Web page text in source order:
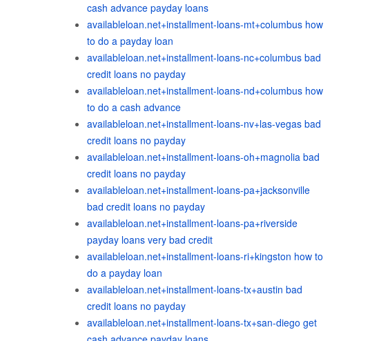
cash advance payday loans
availableloan.net+installment-loans-mt+columbus how
to do a payday loan
availableloan.net+installment-loans-nc+columbus bad
credit loans no payday
availableloan.net+installment-loans-nd+columbus how
to do a cash advance
availableloan.net+installment-loans-nv+las-vegas bad
credit loans no payday
availableloan.net+installment-loans-oh+magnolia bad
credit loans no payday
availableloan.net+installment-loans-pa+jacksonville
bad credit loans no payday
availableloan.net+installment-loans-pa+riverside
payday loans very bad credit
availableloan.net+installment-loans-ri+kingston how to
do a payday loan
availableloan.net+installment-loans-tx+austin bad
credit loans no payday
availableloan.net+installment-loans-tx+san-diego get